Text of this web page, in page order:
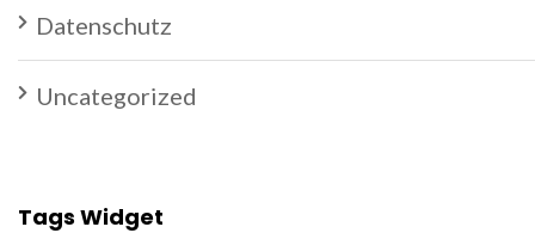
Datenschutz
Uncategorized
Tags Widget